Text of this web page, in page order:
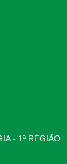
- 1ª REGIÃO